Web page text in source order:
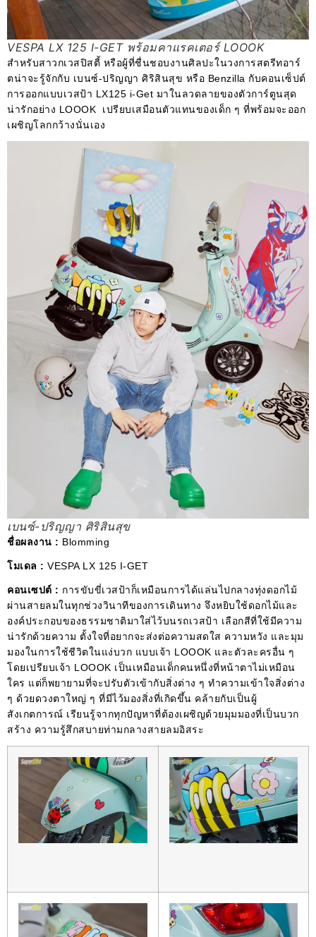
VESPA LX 125 I-GET พร้อมคาแรคเตอร์ LOOOK
สำหรับสาวกเวสปิสตี้ หรือผู้ที่ชื่นชอบงานศิลปะในวงการสตรีทอาร์
ตน่าจะรู้จักกับ เบนซ์-ปริญญา ศิริสินสุข หรือ Benzilla กับคอนเซ็ปต์
การออกแบบเวสป้า LX125 i-Get มาในลวดลายของตัวการ์ตูนสุด
น่ารักอย่าง LOOOK เปรียบเสมือนตัวแทนของเด็ก ๆ ที่พร้อมจะออก
เผชิญโลกกว้างนั่นเอง
เบนซ์-ปริญญา ศิริสินสุข
ชื่อผลงาน : Blomming
โมเดล : VESPA LX 125 I-GET
คอนเซปต์ : การขับขี่เวสป้าก็เหมือนการได้แล่นไปกลางทุ่งดอกไม้
ผ่านสายลมในทุกช่วงวินาทีของการเดินทาง จึงหยิบใช้ดอกไม้และ
องค์ประกอบของธรรมชาติมาใส่ไว้บนรถเวสป้า เลือกสีที่ใช้มีความ
น่ารักด้วยความ ตั้งใจที่อยากจะส่งต่อความสดใส ความหวัง และมุม
มองในการใช้ชีวิตในแง่บวก แบบเจ้า LOOOK และตัวละครอื่น ๆ
โดยเปรียบเจ้า LOOOK เป็นเหมือนเด็กคนหนึ่งที่หน้าตาไม่เหมือน
ใคร แต่ก็พยายามที่จะปรับตัวเข้ากับสิ่งต่าง ๆ ทําความเข้าใจสิ่งต่าง
ๆ ด้วยดวงตาใหญ่ ๆ ที่มีไว้มองสิ่งที่เกิดขึ้น คล้ายกับเป็นผู้
สังเกตการณ์ เรียนรู้จากทุกปัญหาที่ต้องเผชิญด้วยมุมมองที่เป็นบวก
สร้าง ความรู้สึกสบายท่ามกลางสายลมอิสระ